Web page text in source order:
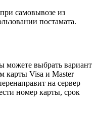
самовывозе из
постамата.
можете выбрать вариант
карты Visa и Master
на сервер
номер карты, срок